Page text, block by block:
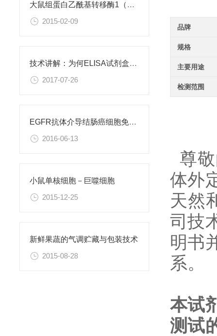
大鼠组蛋白乙酰基转移酶1（HAT1）ELISA试剂盒
2015-02-09
技术讲解：为何ELISA试剂盒OD值不正常
2017-07-26
EGFR抗体介导结肠癌细胞免疫性凋亡
2016-06-13
小鼠单核细胞－巨噬细胞
2015-12-25
新鲜果蔬的气调贮藏与包装技术
2015-08-28
品牌
规格
主要用途
检测范围
尊
体外
天然
司技
明书
系。
本试
测试